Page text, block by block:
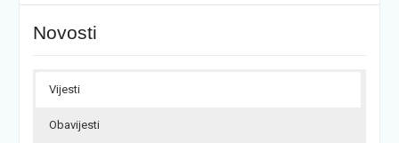
Novosti
Vijesti
Obavijesti